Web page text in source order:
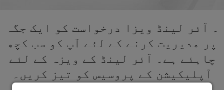
۔ آئر لینڈ ویزا درخواست کو ایک جگہ
پر مدیریت کرنے کے لئے آپ کو سب کچھ
چاہئے ہے۔ آئر لینڈ کے ویزہ کے لئے
آپلیکیشن کے پروسیس کو تیز کریں۔